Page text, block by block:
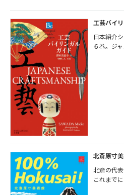
工芸バイ
日本紹介
６巻。ジ
北斎原寸
北斎の代
これまで